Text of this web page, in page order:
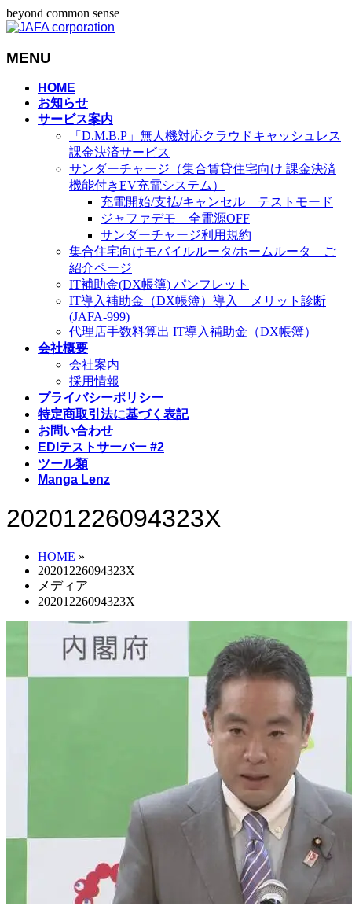
beyond common sense
MENU
HOME
お知らせ
サービス案内
「D.M.B.P」無人機対応クラウドキャッシュレス
課金決済サービス
サンダーチャージ（集合賃貸住宅向け 課金決済
機能付きEV充電システム）
充電開始/支払/キャンセル テストモード
ジャファデモ 全電源OFF
サンダーチャージ利用規約
集合住宅向けモバイルルータ/ホームルータ ご
紹介ページ
IT補助金(DX帳簿) パンフレット
IT導入補助金（DX帳簿）導入 メリット診断
(JAFA-999)
代理店手数料算出 IT導入補助金（DX帳簿）
会社概要
会社案内
採用情報
プライバシーポリシー
特定商取引法に基づく表記
お問い合わせ
EDIテストサーバー #2
ツール類
Manga Lenz
20201226094323X
HOME »
20201226094323X
メディア
20201226094323X